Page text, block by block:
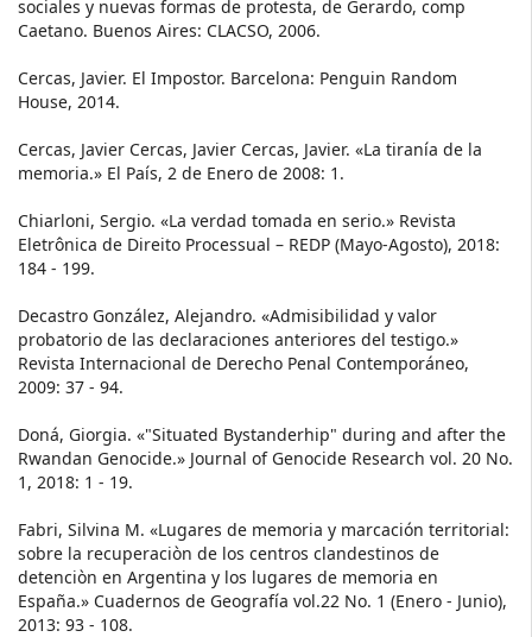
sociales y nuevas formas de protesta, de Gerardo, comp
Caetano. Buenos Aires: CLACSO, 2006.
Cercas, Javier. El Impostor. Barcelona: Penguin Random
House, 2014.
Cercas, Javier Cercas, Javier Cercas, Javier. «La tiranía de la
memoria.» El País, 2 de Enero de 2008: 1.
Chiarloni, Sergio. «La verdad tomada en serio.» Revista
Eletrônica de Direito Processual – REDP (Mayo-Agosto), 2018:
184 - 199.
Decastro González, Alejandro. «Admisibilidad y valor
probatorio de las declaraciones anteriores del testigo.»
Revista Internacional de Derecho Penal Contemporáneo,
2009: 37 - 94.
Doná, Giorgia. «"Situated Bystanderhip" during and after the
Rwandan Genocide.» Journal of Genocide Research vol. 20 No.
1, 2018: 1 - 19.
Fabri, Silvina M. «Lugares de memoria y marcación territorial:
sobre la recuperaciòn de los centros clandestinos de
detenciòn en Argentina y los lugares de memoria en
España.» Cuadernos de Geografía vol.22 No. 1 (Enero - Junio),
2013: 93 - 108.